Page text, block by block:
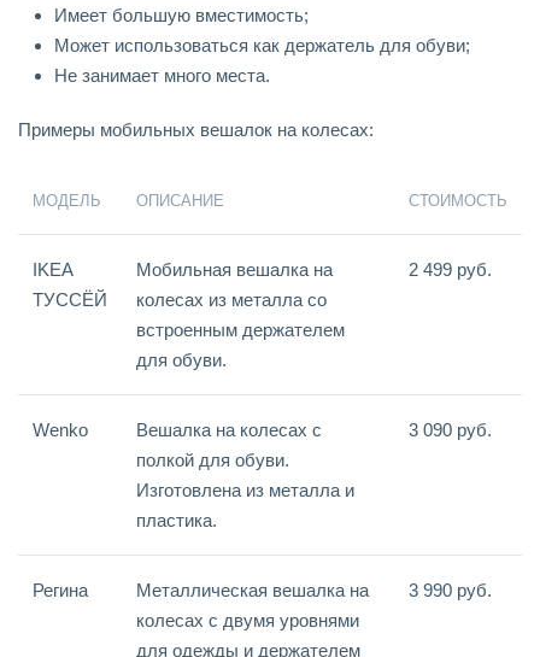
Имеет большую вместимость;
Может использоваться как держатель для обуви;
Не занимает много места.
Примеры мобильных вешалок на колесах:
МОДЕЛЬ ОПИСАНИЕ СТОИМОСТЬ
IKEA
ТУССЁЙ
Мобильная вешалка на
колесах из металла со
встроенным держателем
для обуви.
2 499 руб.
Wenko
Вешалка на колесах с
полкой для обуви.
Изготовлена из металла и
пластика.
3 090 руб.
Регина
Металлическая вешалка на
колесах с двумя уровнями
для одежды и держателем
3 990 руб.